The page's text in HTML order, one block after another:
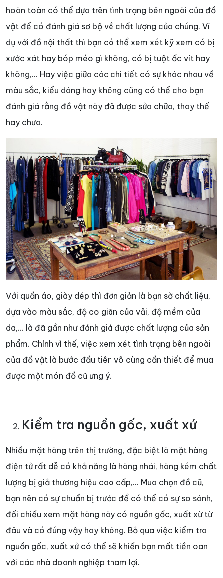
hoàn toàn có thể dựa trên tình trạng bên ngoài của đồ
vật để có đánh giá sơ bộ về chất lượng của chúng. Ví
dụ với đồ nội thất thì bạn có thể xem xét kỹ xem có bị
xước xát hay bóp méo gì không, có bị tuột ốc vít hay
không,... Hay việc giữa các chi tiết có sự khác nhau về
màu sắc, kiểu dáng hay không cũng có thể cho bạn
đánh giá rằng đồ vật này đã được sửa chữa, thay thế
hay chưa.
Với quần áo, giày dép thì đơn giản là bạn sờ chất liệu,
dựa vào màu sắc, độ co giãn của vải, độ mềm của
da,... là đã gần như đánh giá được chất lượng của sản
phẩm. Chính vì thế, việc xem xét tình trạng bên ngoài
của đồ vật là bước đầu tiên vô cùng cần thiết để mua
được một món đồ cũ ưng ý.
Kiểm tra nguồn gốc, xuất xứ
Nhiều mặt hàng trên thị trường, đặc biệt là mặt hàng
điện tử rất dễ có khả năng là hàng nhái, hàng kém chất
lượng bị giả thương hiệu cao cấp,... Mua chọn đồ cũ,
bạn nên có sự chuẩn bị trước để có thể có sự so sánh,
đối chiếu xem mặt hàng này có nguồn gốc, xuất xừ từ
đâu và có đúng vậy hay không. Bỏ qua việc kiểm tra
nguồn gốc, xuất xử có thể sẽ khiến bạn mất tiền oan
với các nhà doanh nghiệp tham lợi.